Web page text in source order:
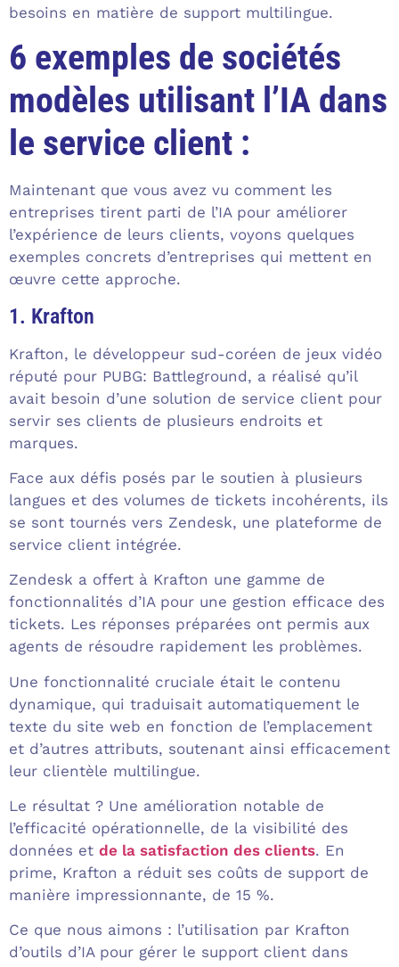
besoins en matière de support multilingue.
6 exemples de sociétés
modèles utilisant l’IA dans
le service client :
Maintenant que vous avez vu comment les
entreprises tirent parti de l’IA pour améliorer
l’expérience de leurs clients, voyons quelques
exemples concrets d’entreprises qui mettent en
œuvre cette approche.
1. Krafton
Krafton, le développeur sud-coréen de jeux vidéo
réputé pour PUBG: Battleground, a réalisé qu’il
avait besoin d’une solution de service client pour
servir ses clients de plusieurs endroits et
marques.
Face aux défis posés par le soutien à plusieurs
langues et des volumes de tickets incohérents, ils
se sont tournés vers Zendesk, une plateforme de
service client intégrée.
Zendesk a offert à Krafton une gamme de
fonctionnalités d’IA pour une gestion efficace des
tickets. Les réponses préparées ont permis aux
agents de résoudre rapidement les problèmes.
Une fonctionnalité cruciale était le contenu
dynamique, qui traduisait automatiquement le
texte du site web en fonction de l’emplacement
et d’autres attributs, soutenant ainsi efficacement
leur clientèle multilingue.
Le résultat ? Une amélioration notable de
l’efficacité opérationnelle, de la visibilité des
données et de la satisfaction des clients. En
prime, Krafton a réduit ses coûts de support de
manière impressionnante, de 15 %.
Ce que nous aimons : l’utilisation par Krafton
d’outils d’IA pour gérer le support client dans